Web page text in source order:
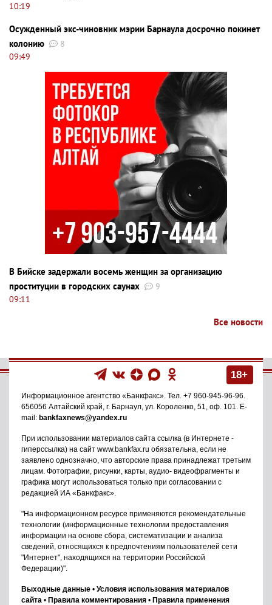
10:19
Осужденный экс-чиновник мэрии Барнаула досрочно покинет
колонию
8
09:49
В Бийске задержали восемь женщин за организацию
проституции в городских саунах
9
09:11
Все новости
18+
Информационное агентство «Банкфакс». Тел. +7 960-945-96-96.
656056 Алтайский край, г. Барнаул, ул. Короленко, 51, оф. 101. E-
mail: bankfaxnews@yandex.ru
При использовании материалов сайта ссылка (в Интернете -
гиперссылка) на сайт www.bankfax.ru обязательна, если не
заявлено однозначно, что авторские права принадлежат третьим
лицам. Фотографии, рисунки, карты, аудио- видеофрагменты и
графика могут использоваться только при согласовании с
редакцией ИА «Банкфакс».
"На информационном ресурсе применяются рекомендательные
технологии (информационные технологии предоставления
информации на основе сбора, систематизации и анализа
сведений, относящихся к предпочтениям пользователей сети
"Интернет", находящихся на территории Российской
Федерации)".
Выходные данные • Условия использования материалов
сайта • Правила комментирования • Правила применения